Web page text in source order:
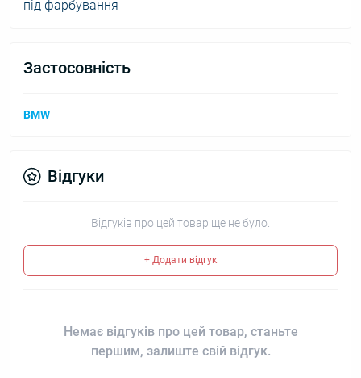
під фарбування
Застосовність
BMW
Відгуки
Відгуків про цей товар ще не було.
+ Додати відгук
Немає відгуків про цей товар, станьте
першим, залиште свій відгук.